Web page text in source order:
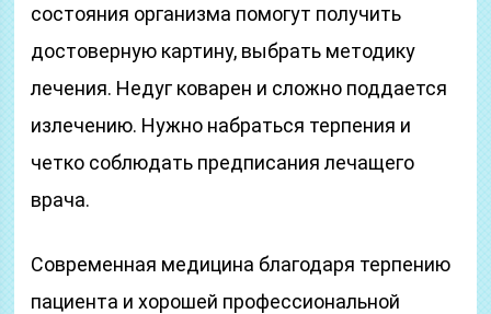
состояния организма помогут получить
достоверную картину, выбрать методику
лечения. Недуг коварен и сложно поддается
излечению. Нужно набраться терпения и
четко соблюдать предписания лечащего
врача.
Современная медицина благодаря терпению
пациента и хорошей профессиональной